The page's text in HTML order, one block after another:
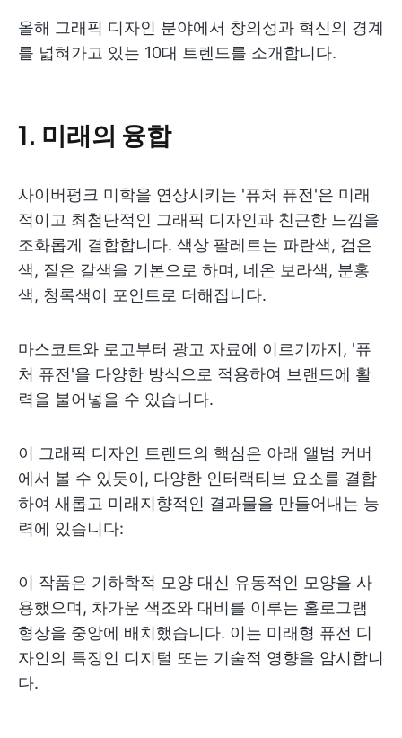
올해 그래픽 디자인 분야에서 창의성과 혁신의 경계
를 넓혀가고 있는 10대 트렌드를 소개합니다.
1. 미래의 융합
사이버펑크 미학을 연상시키는 '퓨처 퓨전'은 미래
적이고 최첨단적인 그래픽 디자인과 친근한 느낌을
조화롭게 결합합니다. 색상 팔레트는 파란색, 검은
색, 짙은 갈색을 기본으로 하며, 네온 보라색, 분홍
색, 청록색이 포인트로 더해집니다.
마스코트와 로고부터 광고 자료에 이르기까지, '퓨
처 퓨전'을 다양한 방식으로 적용하여 브랜드에 활
력을 불어넣을 수 있습니다.
이 그래픽 디자인 트렌드의 핵심은 아래 앨범 커버
에서 볼 수 있듯이, 다양한 인터랙티브 요소를 결합
하여 새롭고 미래지향적인 결과물을 만들어내는 능
력에 있습니다:
이 작품은 기하학적 모양 대신 유동적인 모양을 사
용했으며, 차가운 색조와 대비를 이루는 홀로그램
형상을 중앙에 배치했습니다. 이는 미래형 퓨전 디
자인의 특징인 디지털 또는 기술적 영향을 암시합니
다.